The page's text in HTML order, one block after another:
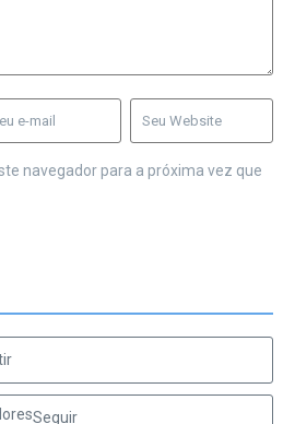
navegador para a próxima vez que
Seguir